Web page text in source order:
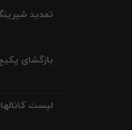
تمدید
بازگشای
لیست